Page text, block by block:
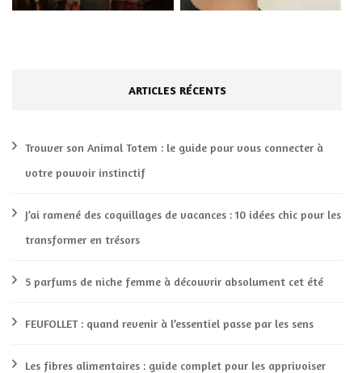
ARTICLES RÉCENTS
Trouver son Animal Totem : le guide pour vous connecter à
votre pouvoir instinctif
J’ai ramené des coquillages de vacances : 10 idées chic pour les
transformer en trésors
5 parfums de niche femme à découvrir absolument cet été
FEUFOLLET : quand revenir à l’essentiel passe par les sens
Les fibres alimentaires : guide complet pour les apprivoiser